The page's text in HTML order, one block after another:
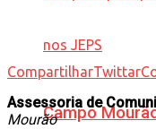
Campo
CompartilharTwittar
Assessoria de
Mourão